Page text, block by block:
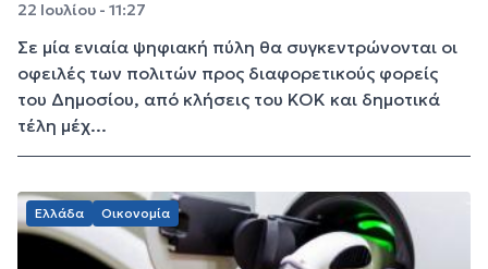
22 Ιουλίου - 11:27
Σε μία ενιαία ψηφιακή πύλη θα συγκεντρώνονται οι
οφειλές των πολιτών προς διαφορετικούς φορείς
του Δημοσίου, από κλήσεις του ΚΟΚ και δημοτικά
τέλη μέχ...
Ελλάδα Οικονομία